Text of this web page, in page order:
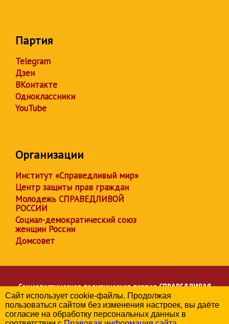
Партия
Telegram
Дзен
ВКонтакте
Одноклассники
YouTube
Организации
Институт «Справедливый мир»
Центр защиты прав граждан
Молодежь СПРАВЕДЛИВОЙ
РОССИИ
Социал-демократический союз
женщин России
Домсовет
Социалистическая политическая партияСПРАВЕДЛИВАЯ
РОССИЯ
Региональное отделение партии в Забайкальском крае
© 2006-2026
Сайт использует cookie-файлы. Продолжая
пользоваться сайтом без изменения настроек, вы даёте
согласие на обработку персональных данных в